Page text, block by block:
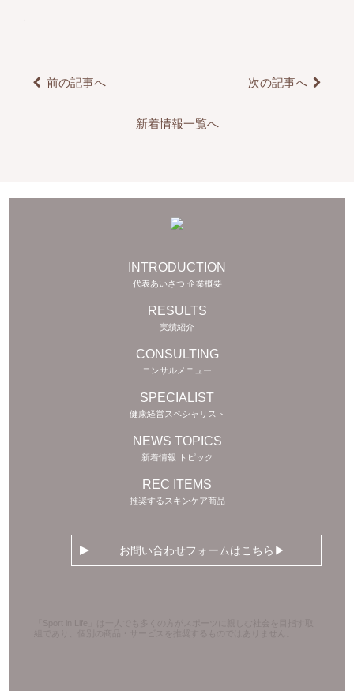
前の記事へ
新着情報一覧へ
次の記事へ
INTRODUCTION
代表あいさつ 企業概要
RESULTS
実績紹介
CONSULTING
コンサルメニュー
SPECIALIST
健康経営スペシャリスト
NEWS TOPICS
新着情報 トピック
REC ITEMS
推奨するスキンケア商品
お問い合わせフォームはこちら